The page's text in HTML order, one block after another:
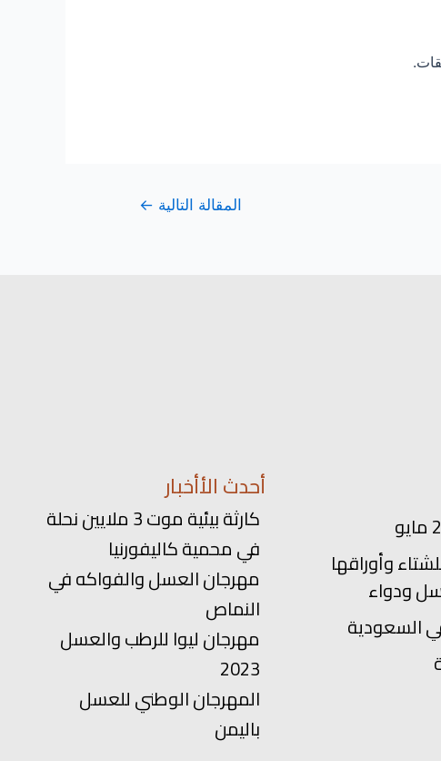
المقالة التالية ←
وأوراقها
ودواء
السعودية
أحدث الأأخبار
كارثة بيئية موت 3 ملايين نحلة
في محمية كاليفورنيا
مهرجان العسل والفواكه في
النماص
مهرجان ليوا للرطب والعسل
2023
المهرجان الوطني للعسل
باليمن